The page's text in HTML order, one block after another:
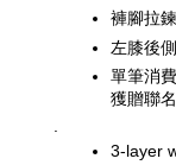
褲腳拉
左膝後
單筆消
獲贈聯
3-layer